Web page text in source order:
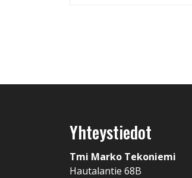
Yhteystiedot
Tmi Marko Tekoniemi
Hautalantie 68B